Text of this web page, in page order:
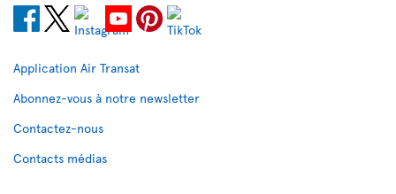
Application Air Transat
Abonnez-vous à notre newsletter
Contactez-nous
Contacts médias